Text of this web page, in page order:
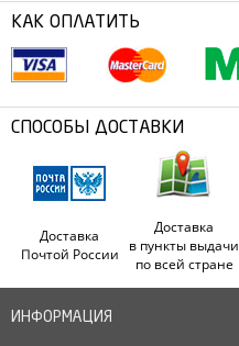
КАК ОПЛАТИТЬ
СПОСОБЫ ДОСТАВКИ
Доставка
Почтой России
Доставка
в пункты выдачи
по всей стране
ИНФОРМАЦИЯ